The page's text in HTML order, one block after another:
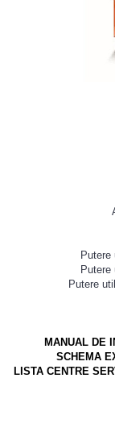
CU CONTROL
AER
INCALZIRE IN
CUTII
DISTRIBUITORI
AUTOMATIZARI
SANITARE
VENTILATIE CU
Putere
MANUAL DE
SCHEMA
LISTA CENTRE